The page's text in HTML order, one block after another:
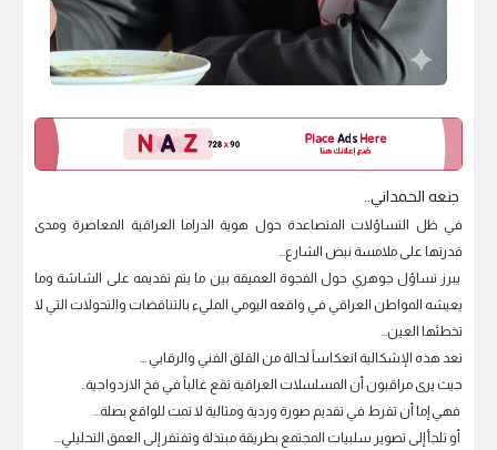
جنعه الحمداني..
في ظل التساؤلات المتصاعدة حول هوية الدراما العراقية المعاصرة ومدى
قدرتها على ملامسة نبض الشارع...
يبرز تساؤل جوهري حول الفجوة العميقة بين ما يتم تقديمه على الشاشة وما
يعيشه المواطن العراقي في واقعه اليومي المليء بالتناقضات والتحولات التي لا
تخطئها العين...
تعد هذه الإشكالية انعكاساً لحالة من القلق الفني والرقابي ...
حيث يرى مراقبون أن المسلسلات العراقية تقع غالباً في فخ الازدواجية..
فهي إما أن تفرط في تقديم صورة وردية ومثالية لا تمت للواقع بصلة...
أو تلجأ إلى تصوير سلبيات المجتمع بطريقة مبتذلة وتفتقر إلى العمق التحليلي...